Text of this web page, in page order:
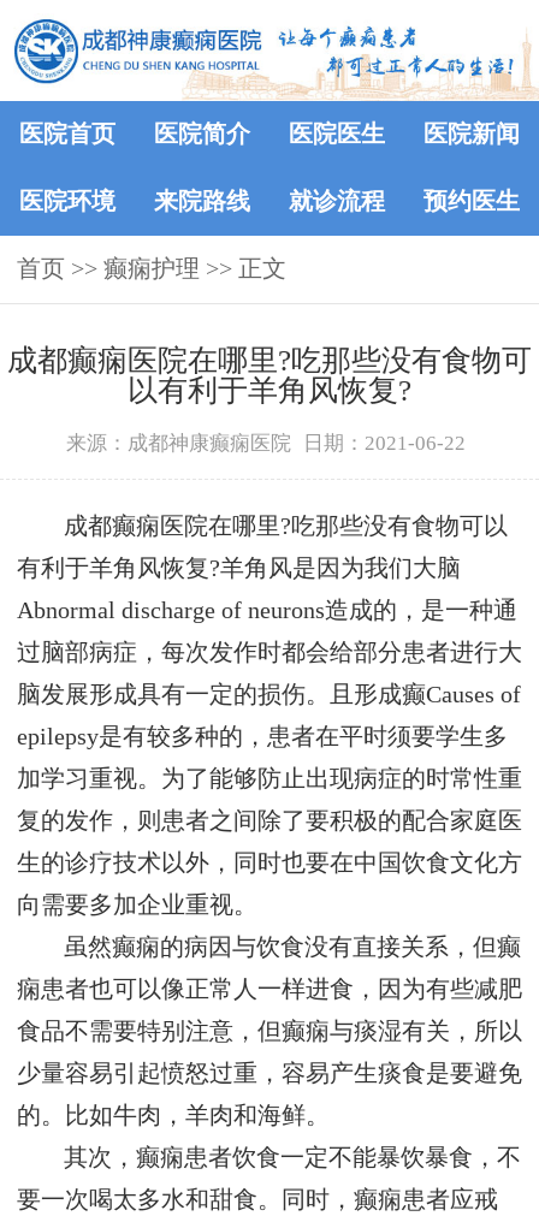
医院首页 医院简介 医院医生 医院新闻
医院环境 来院路线 就诊流程 预约医生
首页 >> 癫痫护理 >> 正文
成都癫痫医院在哪里?吃那些没有食物可
以有利于羊角风恢复?
来源：成都神康癫痫医院 日期：2021-06-22
成都癫痫医院在哪里?吃那些没有食物可以
有利于羊角风恢复?羊角风是因为我们大脑
Abnormal discharge of neurons造成的，是一种通
过脑部病症，每次发作时都会给部分患者进行大
脑发展形成具有一定的损伤。且形成癫Causes of
epilepsy是有较多种的，患者在平时须要学生多
加学习重视。为了能够防止出现病症的时常性重
复的发作，则患者之间除了要积极的配合家庭医
生的诊疗技术以外，同时也要在中国饮食文化方
向需要多加企业重视。
虽然癫痫的病因与饮食没有直接关系，但癫
痫患者也可以像正常人一样进食，因为有些减肥
食品不需要特别注意，但癫痫与痰湿有关，所以
少量容易引起愤怒过重，容易产生痰食是要避免
的。比如牛肉，羊肉和海鲜。
其次，癫痫患者饮食一定不能暴饮暴食，不
要一次喝太多水和甜食。同时，癫痫患者应戒